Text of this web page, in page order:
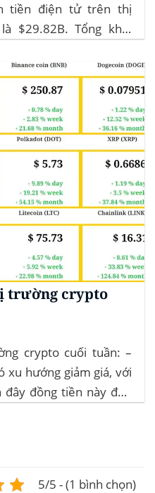
tiền điện tử trên thị
$29.82B. Tổng khối
giao dịch tiền điện tử
dịch của...
trường crypto
crypto cuối tuần: –
xu hướng giảm giá, với
đồng tiền này đều
5/5 - (1 bình chọn)